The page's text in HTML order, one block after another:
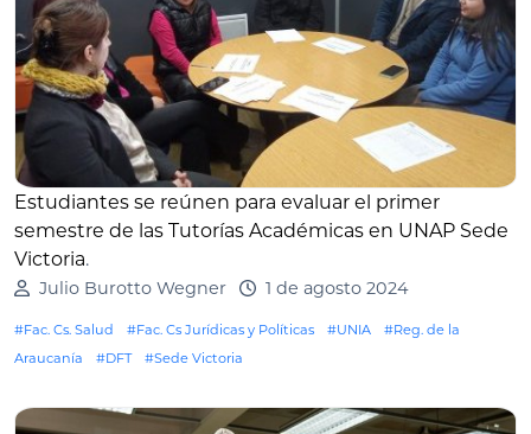
Estudiantes se reúnen para evaluar el primer
semestre de las Tutorías Académicas en UNAP Sede
Victoria.
Julio Burotto Wegner 1 de agosto 2024
#Fac. Cs. Salud #Fac. Cs Jurídicas y Políticas #UNIA
#Reg. de la
Araucanía
#DFT #Sede Victoria